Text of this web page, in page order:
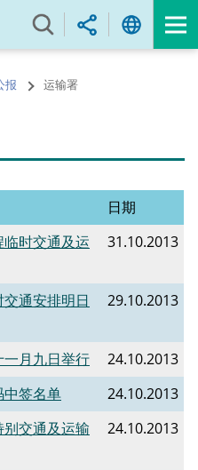
报 运输署
日期
时交通及运
31.10.2013
通安排明日
29.10.2013
月九日举行
24.10.2013
中签名单
24.10.2013
交通及运输
24.10.2013